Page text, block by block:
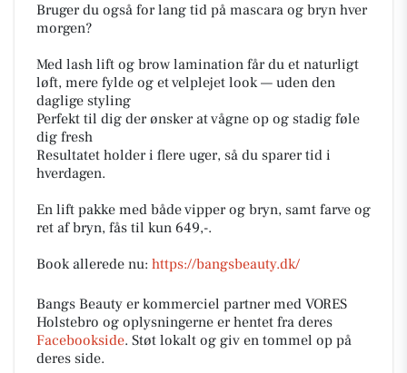
Bruger du også for lang tid på mascara og bryn hver
morgen?
Med lash lift og brow lamination får du et naturligt
løft, mere fylde og et velplejet look — uden den
daglige styling
Perfekt til dig der ønsker at vågne op og stadig føle
dig fresh
Resultatet holder i flere uger, så du sparer tid i
hverdagen.
En lift pakke med både vipper og bryn, samt farve og
ret af bryn, fås til kun 649,-.
Book allerede nu: https://bangsbeauty.dk/
Bangs Beauty er kommerciel partner med VORES
Holstebro og oplysningerne er hentet fra deres
Facebookside. Støt lokalt og giv en tommel op på
deres side.